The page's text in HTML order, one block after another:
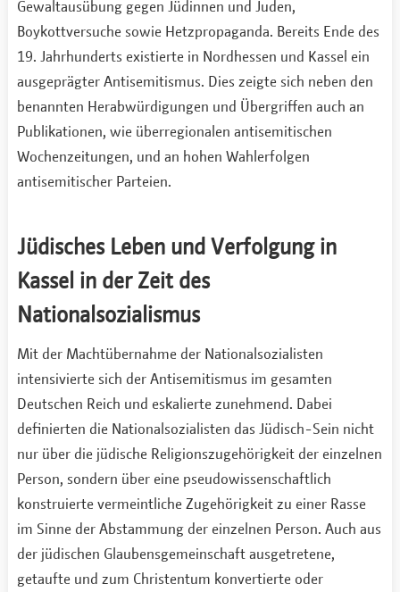
Gewaltausübung gegen Jüdinnen und Juden,
Boykottversuche sowie Hetzpropaganda. Bereits Ende des
19. Jahrhunderts existierte in Nordhessen und Kassel ein
ausgeprägter Antisemitismus. Dies zeigte sich neben den
benannten Herabwürdigungen und Übergriffen auch an
Publikationen, wie überregionalen antisemitischen
Wochenzeitungen, und an hohen Wahlerfolgen
antisemitischer Parteien.
Jüdisches Leben und Verfolgung in
Kassel in der Zeit des
Nationalsozialismus
Mit der Machtübernahme der Nationalsozialisten
intensivierte sich der Antisemitismus im gesamten
Deutschen Reich und eskalierte zunehmend. Dabei
definierten die Nationalsozialisten das Jüdisch-Sein nicht
nur über die jüdische Religionszugehörigkeit der einzelnen
Person, sondern über eine pseudowissenschaftlich
konstruierte vermeintliche Zugehörigkeit zu einer Rasse
im Sinne der Abstammung der einzelnen Person. Auch aus
der jüdischen Glaubensgemeinschaft ausgetretene,
getaufte und zum Christentum konvertierte oder